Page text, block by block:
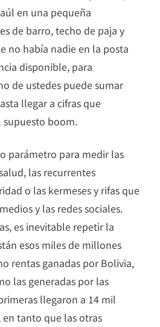
en una pequeña
de barro, techo de paja y
no había nadie en la posta
disponible, para
de ustedes puede sumar
llegar a cifras que
supuesto boom.
parámetro para medir las
las recurrentes
o las kermeses y rifas que
y las redes sociales.
es inevitable repetir la
esos miles de millones
rentas ganadas por Bolivia,
las generadas por las
llegaron a 14 mil
tanto que las otras